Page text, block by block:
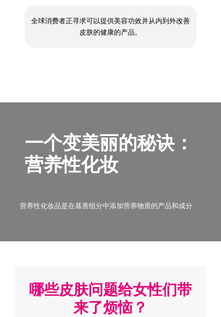
全球消费者正寻求可以提供美容功效并从内到外改善
皮肤的健康的产品。
一个变美丽的秘诀：
营养性化妆
营养性化妆品是在基质组分中添加营养物质的产品和成分
哪些皮肤问题给女性们带
来了烦恼？